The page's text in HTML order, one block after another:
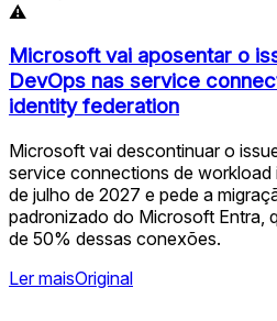
⚠
Microsoft vai aposentar o
DevOps nas service
identity federation
Microsoft vai descontinuar o
service connections de workload
de julho de 2027 e pede a
padronizado do Microsoft Entra,
de 50% dessas conexões.
Ler maisOriginal